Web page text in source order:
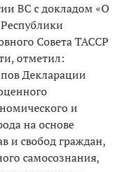
ВС с докладом «О
Совета ТАССР
отметил:
Декларации
и
на основе
и свобод граждан,
самосознания,